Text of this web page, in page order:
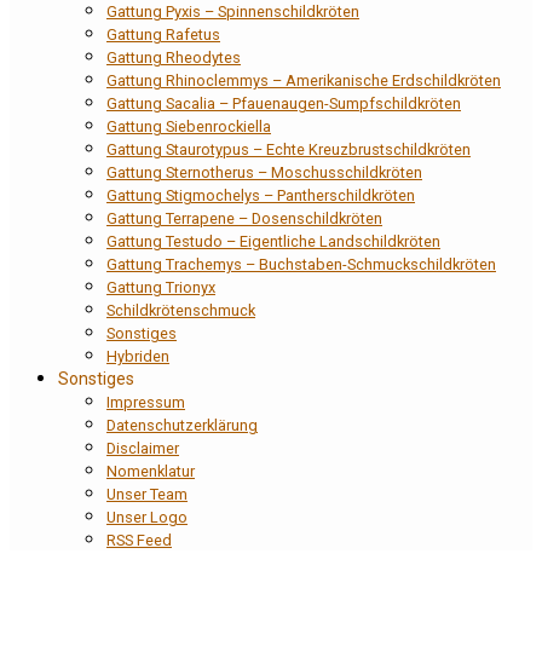
Gattung Pyxis – Spinnenschildkröten
Gattung Rafetus
Gattung Rheodytes
Gattung Rhinoclemmys – Amerikanische Erdschildkröten
Gattung Sacalia – Pfauenaugen-Sumpfschildkröten
Gattung Siebenrockiella
Gattung Staurotypus – Echte Kreuzbrustschildkröten
Gattung Sternotherus – Moschusschildkröten
Gattung Stigmochelys – Pantherschildkröten
Gattung Terrapene – Dosenschildkröten
Gattung Testudo – Eigentliche Landschildkröten
Gattung Trachemys – Buchstaben-Schmuckschildkröten
Gattung Trionyx
Schildkrötenschmuck
Sonstiges
Hybriden
Sonstiges
Impressum
Datenschutzerklärung
Disclaimer
Nomenklatur
Unser Team
Unser Logo
RSS Feed